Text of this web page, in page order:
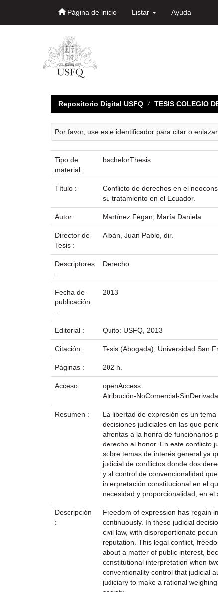
Página de inicio Listar Ayuda
Repositorio Digital USFQ TESIS COLEGIO
Por favor, use este identificador para citar o
Tipo de
material:
bachelorThesis
Título :
Conflicto de derechos en el
su tratamiento en el Ecuador.
Autor : Martínez Fegan, María Daniela
Director de
Tesis :
Albán, Juan Pablo, dir.
Descriptores
:
Derecho
Fecha de
publicación
:
2013
Editorial : Quito: USFQ, 2013
Citación : Tesis (Abogada), Universidad San
Páginas : 202 h.
Acceso:
openAccess
Atribución-NoComercial-
Resumen :
La libertad de expresión es un
decisiones judiciales en las que
afrentas a la honra de funcionarios
derecho al honor. En este conflicto
sobre temas de interés general ya
judicial de conflictos donde dos
y al control de convencionalidad
interpretación constitucional en el
necesidad y proporcionalidad, en el
Descripción
:
Freedom of expression has regain
continuously. In these judicial
civil law, with disproportionate
reputation. This legal conflict,
about a matter of public interest,
constitutional interpretation when
conventionality control that judicial
judiciary to make a rational